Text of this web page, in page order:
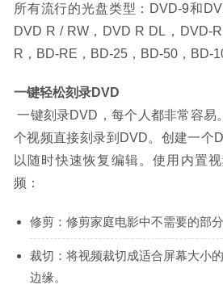
所有流行的光盘类型：DVD-9和
DVD R / RW，DVD R DL，DVD-
R，BD-RE，BD-25，BD-50，BD-
一键轻松刻录DVD
一键刻录DVD，每个人都非常容易
个视频直接刻录到DVD。创建一个
以随时快速恢复编辑。使用内置
频：
修剪：修剪家庭电影中不需要的部分
裁切：将视频裁切成适合屏幕大小
边缘。